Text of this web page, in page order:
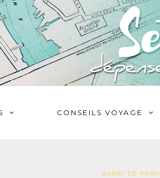
CONSEILS VOYAGE
AVANT DE